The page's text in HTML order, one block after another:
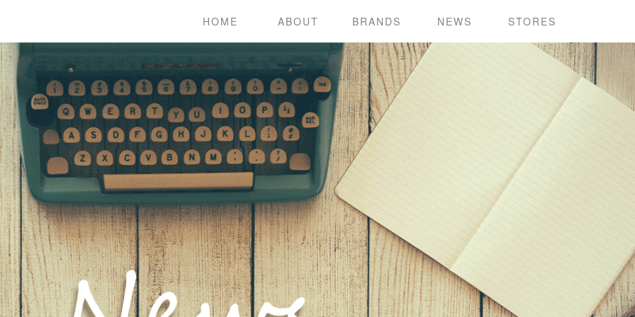
HOME ABOUT BRANDS NEWS STORES